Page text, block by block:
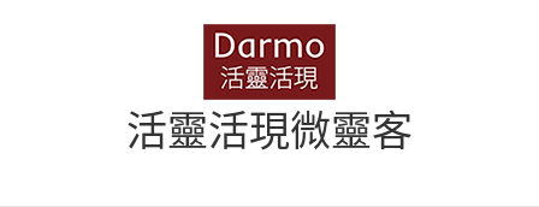
活靈活現微靈客